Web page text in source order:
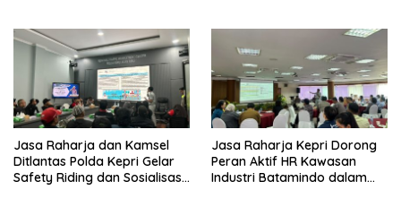
Jasa Raharja dan Kamsel
Ditlantas Polda Kepri Gelar
Safety Riding dan Sosialisasi
Jasa Raharja Kepri Dorong
Peran Aktif HR Kawasan
Industri Batamindo dalam